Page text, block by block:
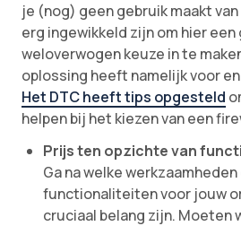
je (nog) geen gebruik maakt
erg ingewikkeld zijn om hier
weloverwogen keuze in te
oplossing heeft namelijk voor
Het DTC heeft tips opgesteld
helpen bij het kiezen van een
Prijs ten opzichte van
Ga na welke
functionaliteiten voor jouw
cruciaal belang zijn. Moeten